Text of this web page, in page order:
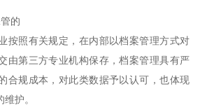
的
按照有关规定，在内部以档案管理方式对
由第三方专业机构保存，档案管理具有严
合规成本，对此类数据予以认可，也体现
护。